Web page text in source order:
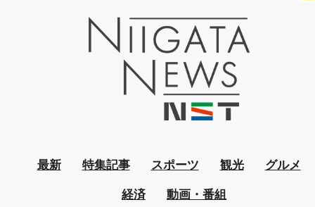
最新 特集記事 スポーツ 観光 グルメ
経済 動画・番組